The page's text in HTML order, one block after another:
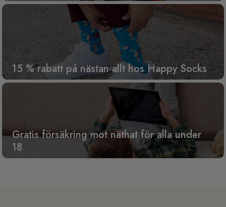
15 % rabatt på nästan allt hos Happy Socks
Gratis försäkring mot näthat för alla under
18